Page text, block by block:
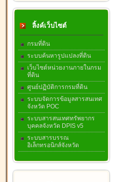
ลิ้งค์เว็บไซต์
กรมที่ดิน
ระบบค้นหารูปแปลงที่ดิน
เว็บไซต์หน่วยงานภายในกรม
ที่ดิน
ศูนย์ปฏิบัติการกรมที่ดิน
ระบบจัดการข้อมูลสารสนเทศ
จังหวัด POC
ระบบสารสนเทศทรัพยากร
บุคคลจังหวัด DPIS v5
ระบบสารบรรณ
อิเล็กทรอนิกส์จังหวัด